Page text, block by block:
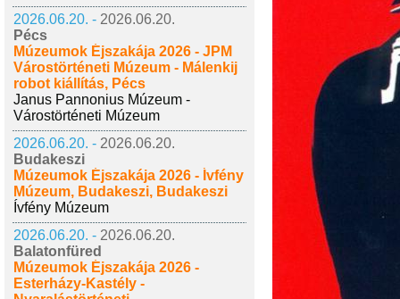
2026.06.20. - 2026.06.20.
Pécs
Múzeumok Éjszakája 2026 - JPM
Várostörténeti Múzeum - Málenkij
robot kiállítás, Pécs
Janus Pannonius Múzeum -
Várostörténeti Múzeum
2026.06.20. - 2026.06.20.
Budakeszi
Múzeumok Éjszakája 2026 - Ívfény
Múzeum, Budakeszi, Budakeszi
Ívfény Múzeum
2026.06.20. - 2026.06.20.
Balatonfüred
Múzeumok Éjszakája 2026 -
Esterházy-Kastély -